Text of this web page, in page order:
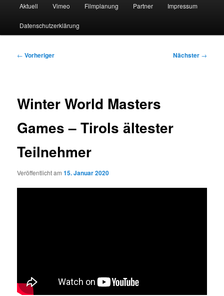
Aktuell Vimeo Filmplanung Partner Impressum
Datenschutzerklärung
Beitragsnavigation
← Vorheriger Nächster →
Winter World Masters
Games – Tirols ältester
Teilnehmer
Veröffentlicht am15. Januar 2020